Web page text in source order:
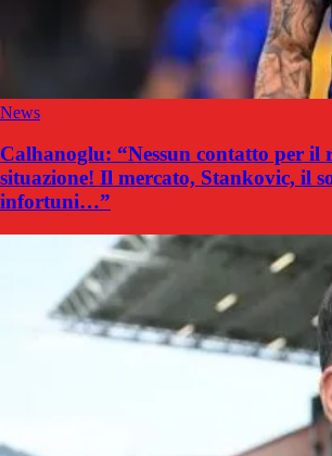
News
Calhanoglu: “Nessun contatto per il
situazione! Il mercato, Stankovic, il
infortuni…”